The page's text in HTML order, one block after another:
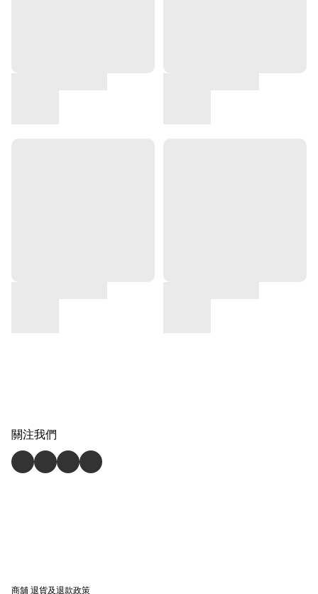
關注我們
商舖退貨及退款政策